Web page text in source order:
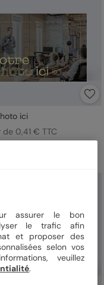
ici
0,41 € TTC
assurer le bon
le trafic afin
et proposer des
selon vos
veuillez
.